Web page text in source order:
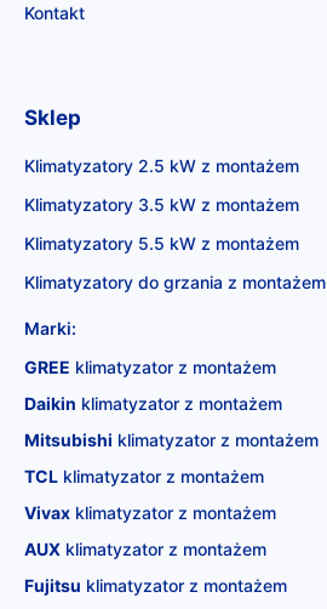
Kontakt
Sklep
Klimatyzatory 2.5 kW z montażem
Klimatyzatory 3.5 kW z montażem
Klimatyzatory 5.5 kW z montażem
Klimatyzatory do grzania z montażem
Marki:
GREE klimatyzator z montażem
Daikin klimatyzator z montażem
Mitsubishi klimatyzator z montażem
TCL klimatyzator z montażem
Vivax klimatyzator z montażem
AUX klimatyzator z montażem
Fujitsu klimatyzator z montażem